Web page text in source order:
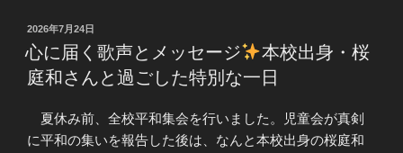
投
稿
日:
2026年7月24日
心に届く歌声とメッセージ
本校出身・桜
庭和さんと過ごした特別な一日
夏休み前、全校平和集会を行いました。児童会が真剣
に平和の集いを報告した後は、なんと本校出身の桜庭和